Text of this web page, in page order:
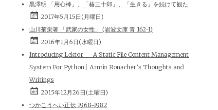
黒澤明 「用心棒」、「椿三十郎」、「生きる」を続けて観た
2017年5月15日(月曜日)
山川菊栄著 「武家の女性」 (岩波文庫 青 162-1)
2016年1月6日(水曜日)
Introducing Lektor — A Static File Content Management
System For Python | Armin Ronacher’s Thoughts and
Writings
2015年12月26日(土曜日)
つかこうへい正伝 1968-1982